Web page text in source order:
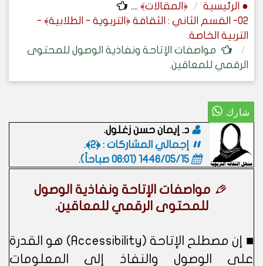
● الرئيسية ﴿المقالات﴾ ....
02- القسم الثاني : الثقافة ﴿التربوية - الطلابية﴾ -
التربية الخاصة.
مواصفات الإتاحة ونفاذية الوصول للمحتوى
الرقمي للمعاقين.
د. إيمان حسن زغلول.
إجمالي المشاركات : ﴿2﴾.
1446/05/15 (06:01 صباحاً)
.
مواصفات الإتاحة ونفاذية الوصول
للمحتوى الرقمي للمعاقين.
■ إن مصطلح الإتاحة (Accessibility) هو القدرة
على الوصول والنفاذ إلى المعلومات